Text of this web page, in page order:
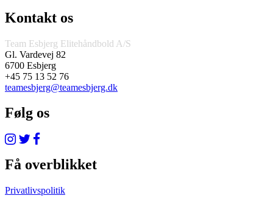
Kontakt os
Team Esbjerg Elitehåndbold A/S
Gl. Vardevej 82
6700 Esbjerg
+45 75 13 52 76
teamesbjerg@teamesbjerg.dk
Følg os
Få overblikket
Privatlivspolitik